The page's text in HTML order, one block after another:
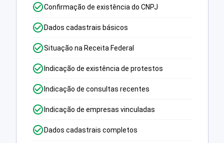
Confirmação de existência do CNPJ
Dados cadastrais básicos
Situação na Receita Federal
Indicação de existência de protestos
Indicação de consultas recentes
Indicação de empresas vinculadas
Dados cadastrais completos